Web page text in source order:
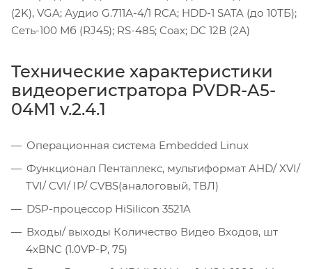
(2K), VGA; Аудио G.711А-4/1 RCA; HDD-1 SATA (до 10ТБ);
Сеть-100 Мб (RJ45); RS-485; Coax; DC 12В (2А)
Технические характеристики
видеорегистратора PVDR-A5-
04M1 v.2.4.1
Операционная система Embedded Linux
Функционал Пентаплекс, мультиформат AHD/ XVI/
TVI/ CVI/ IP/ CVBS(аналоговый, ТВЛ)
DSP-процессор HiSilicon 3521A
Входы/ выходы Количество Видео Входов, шт
4хBNC (1.0VP-P, 75)